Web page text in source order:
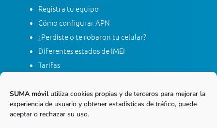
SUMA móvilutiliza cookies propias y de terceros para mejorar la
experiencia de usuario y obtener estadísticas de tráfico, puede
aceptar o rechazar su uso.
Registra tu equipo
Cómo configurar APN
¿Perdiste o te robaron tu celular?
Diferentes estados de IMEI
Tarifas
Apagón red móvil 2G